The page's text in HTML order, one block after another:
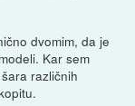
dvomim, da je
Kar sem
različnih